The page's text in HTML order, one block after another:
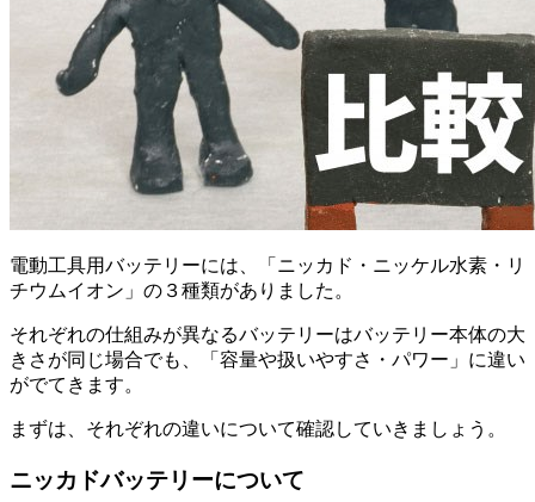
電動工具用バッテリーには、「ニッカド・ニッケル水素・リ
チウムイオン」の３種類がありました。
それぞれの仕組みが異なるバッテリーはバッテリー本体の大
きさが同じ場合でも、「容量や扱いやすさ・パワー」に違い
がでてきます。
まずは、それぞれの違いについて確認していきましょう。
ニッカドバッテリーについて